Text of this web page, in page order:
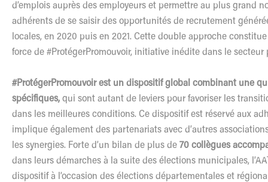
d’emplois auprès des employeurs et permettre au plus grand
adhérents de se saisir des opportunités de recrutement
locales, en 2020 puis en 2021. Cette double approche
force de #ProtégerPromouvoir, initiative inédite dans le secteur
#ProtégerPromouvoir est un dispositif global combinant une
spécifiques, qui sont autant de leviers pour favoriser les
dans les meilleures conditions. Ce dispositif est réservé aux
implique également des partenariats avec d’autres
les synergies. Forte d’un bilan de plus de 70 collègues
dans leurs démarches à la suite des élections municipales,
dispositif à l’occasion des élections départementales et